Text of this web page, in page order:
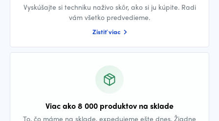
Vyskúšajte si techniku naživo skôr, ako si ju kúpite. Radi
vám všetko predvedieme.
Zistiť viac
Viac ako 8 000 produktov na sklade
To, čo máme na sklade, expedujeme ešte dnes. Žiadne